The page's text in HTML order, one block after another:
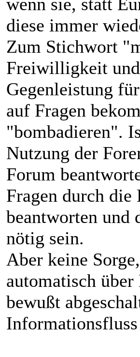
diese immer
Zum Stichwort
Freiwilligkeit
Gegenleistung
auf Fragen
"bombadieren".
Nutzung der
Forum
Fragen durch
beantworten und
nötig sein.
Aber keine
automatisch
bewußt